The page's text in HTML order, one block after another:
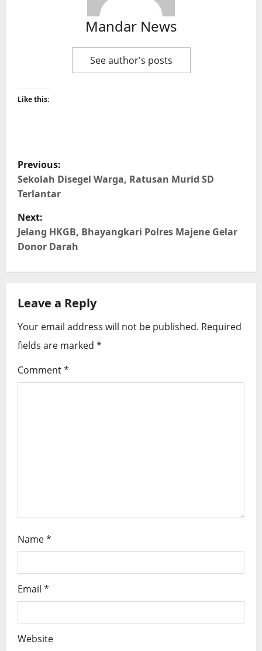
Mandar News
See author's posts
Like this:
P
o
s
t
v
i
g
a
Previous:
Sekolah Disegel Warga, Ratusan Murid SD
Terlantar
Next:
Jelang HKGB, Bhayangkari Polres Majene Gelar
Donor Darah
Leave a Reply
Your email address will not be published. Required
fields are marked *
Comment*
Name*
Email *
Website